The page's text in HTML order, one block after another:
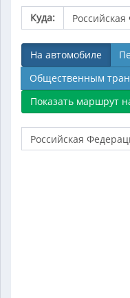
Куда:
На автомобиле
Общественным